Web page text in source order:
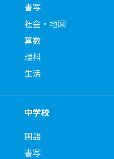
書写
社会・地図
算数
理科
生活
中学校
国語
書写